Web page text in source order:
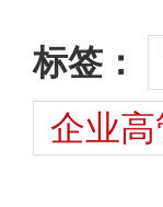
标签：
企业高